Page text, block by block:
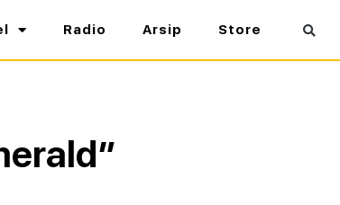
Radio Arsip Store